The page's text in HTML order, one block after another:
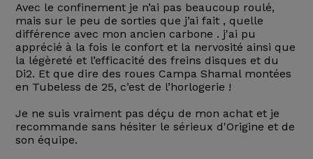
Avec le confinement je n’ai pas beaucoup roulé,
mais sur le peu de sorties que j’ai fait , quelle
différence avec mon ancien carbone . j'ai pu
apprécié à la fois le confort et la nervosité ainsi que
la légèreté et l’efficacité des freins disques et du
Di2. Et que dire des roues Campa Shamal montées
en Tubeless de 25, c’est de l’horlogerie !
Je ne suis vraiment pas déçu de mon achat et je
recommande sans hésiter le sérieux d'Origine et de
son équipe.